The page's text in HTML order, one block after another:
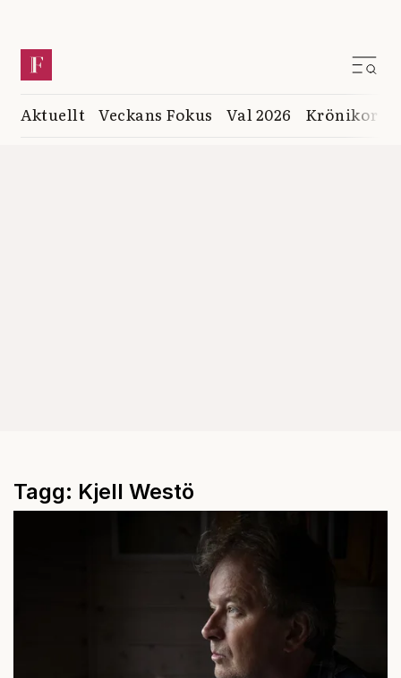
Aktuellt Veckans Fokus Val 2026 Krönikor
Tagg: Kjell Westö